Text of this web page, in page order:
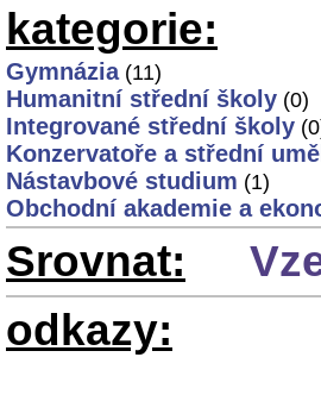
kategorie:
Gymnázia(11)
Humanitní střední školy (0)
Integrované střední školy
Konzervatoře a střední
Nástavbové studium (1)
Obchodní akademie a
Srovnat:
odkazy: